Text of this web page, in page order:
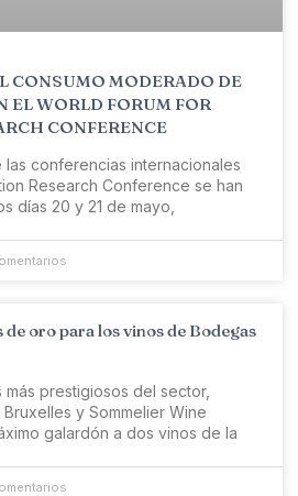
CONSUMO MODERADO DE
EL WORLD FORUM FOR
CONFERENCE
conferencias internacionales
Research Conference se han
días 20 y 21 de mayo,
de oro para los vinos de Bodegas
prestigiosos del sector,
y Sommelier Wine
galardón a dos vinos de la